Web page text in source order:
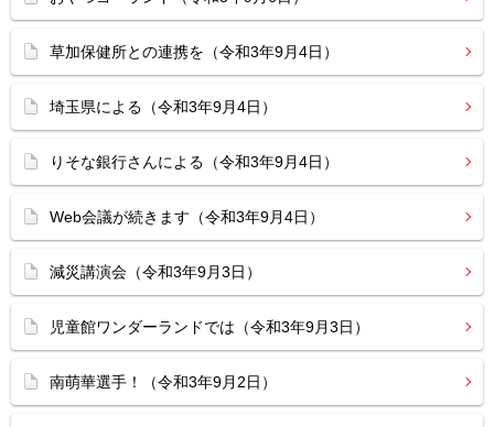
草加保健所との連携を（令和3年9月4日）
埼玉県による（令和3年9月4日）
りそな銀行さんによる（令和3年9月4日）
Web会議が続きます（令和3年9月4日）
減災講演会（令和3年9月3日）
児童館ワンダーランドでは（令和3年9月3日）
南萌華選手！（令和3年9月2日）